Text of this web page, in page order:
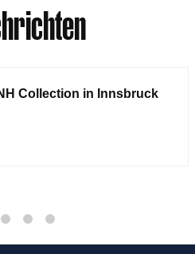
Collection in Innsbruck